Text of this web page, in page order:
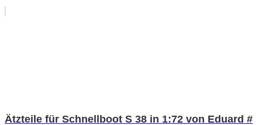
Ätzteile für Schnellboot S 38 in 1:72 von Eduard #